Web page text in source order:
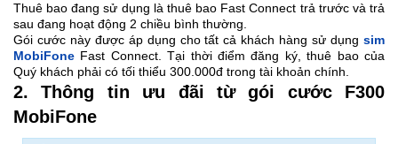
Thuê bao đang sử dụng là thuê bao Fast Connect trả trước và trả
sau đang hoạt động 2 chiều bình thường.
Gói cước này được áp dụng cho tất cả khách hàng sử dụng sim
MobiFone Fast Connect. Tại thời điểm đăng ký, thuê bao của
Quý khách phải có tối thiểu 300.000đ trong tài khoản chính.
2. Thông tin ưu đãi từ gói cước F300
MobiFone